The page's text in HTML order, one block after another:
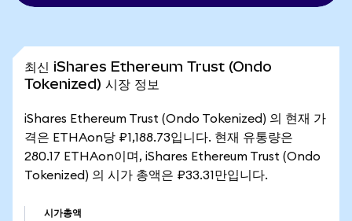
최신 iShares Ethereum Trust (Ondo
Tokenized) 시장 정보
iShares Ethereum Trust (Ondo Tokenized) 의 현재 가
격은 ETHAon당 ₽1,188.73입니다. 현재 유통량은
280.17 ETHAon이며, iShares Ethereum Trust (Ondo
Tokenized) 의 시가 총액은 ₽33.31만입니다.
시가총액